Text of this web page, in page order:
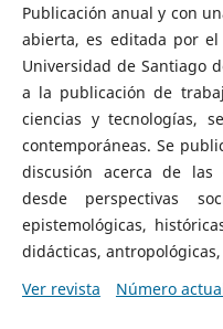
Publicación anual y con
abierta, es editada por
Universidad de Santiago
a la publicación de
ciencias y tecnologías,
contemporáneas. Se
discusión acerca de las
desde perspectivas
epistemológicas,
didácticas, antropológicas,
Ver revista
Número